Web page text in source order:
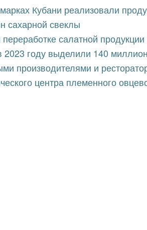
Кубани реализовали
сахарной свеклы
салатной продукции
году выделили 140
производителями и
центра племенного